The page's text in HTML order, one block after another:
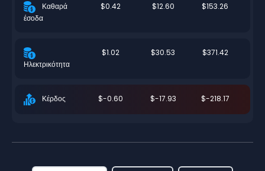
Καθαρά
έσοδα
$0.42 $12.60 $153.26
Ηλεκτρικότητα
$1.02 $30.53 $371.42
Κέρδος $-0.60 $-17.93 $-218.17